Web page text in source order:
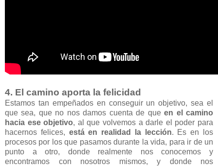
4. El camino aporta la felicidad
Estamos tan empeñados en conseguir un objetivo, sea el
que sea, que no nos damos cuenta de queen el camino
hacia ese objetivo, al que volvemos a darle el poder para
hacernos felices, está en realidad la lección. Es en los
procesos por los que pasamos durante la vida, para ir de un
punto a otro, donde realmente nos conocemos y
encontramos con nosotros mismos, y donde nos